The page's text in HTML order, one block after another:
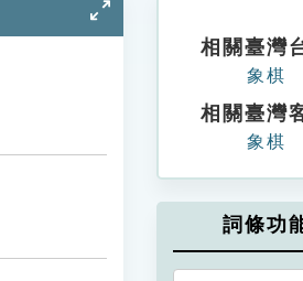
相關臺灣
象棋
相關臺灣
象棋
詞條功